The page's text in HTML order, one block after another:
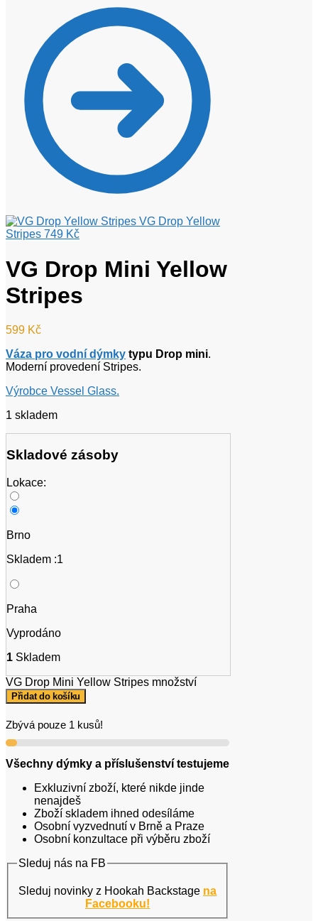
VG Drop Yellow
Stripes 749 Kč
VG Drop Mini Yellow
Stripes
599 Kč
Váza pro vodní dýmky typu Drop mini.
Moderní provedení Stripes.
Výrobce Vessel Glass.
1 skladem
Skladové zásoby
Lokace:
Brno
Skladem :1
Praha
Vyprodáno
1 Skladem
VG Drop Mini Yellow Stripes množství
Přidat do košíku
Zbývá pouze 1 kusů!
Všechny dýmky a příslušenství testujeme
Exkluzivní zboží, které nikde jinde
nenajdeš
Zboží skladem ihned odesíláme
Osobní vyzvednutí v Brně a Praze
Osobní konzultace při výběru zboží
Sleduj nás na FB
Sleduj novinky z Hookah Backstage na
Facebooku!